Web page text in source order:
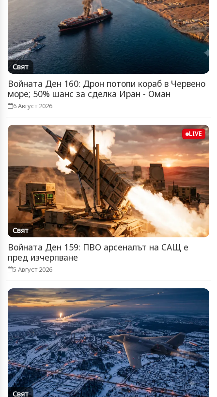
Свят
Войната Ден 160: Дрон потопи кораб в Червено
море; 50% шанс за сделка Иран - Оман
6 Август 2026
LIVE
Свят
Войната Ден 159: ПВО арсеналът на САЩ е
пред изчерпване
5 Август 2026
Свят